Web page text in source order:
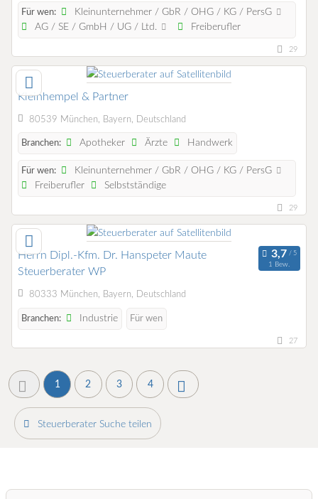
Für wen:
Kleinunternehmer / GbR / OHG / KG / PersG
AG / SE / GmbH / UG / Ltd.
Freiberufler
29
Kleinhempel & Partner
80539 München, Bayern, Deutschland
Branchen: Apotheker Ärzte Handwerk
Für wen:
Kleinunternehmer / GbR / OHG / KG / PersG
Freiberufler
Selbstständige
29
Herrn Dipl.-Kfm. Dr. Hanspeter Maute
Steuerberater WP
1 Bew.
80333 München, Bayern, Deutschland
Branchen: Industrie Für wen
27
1 2 3 4
Steuerberater Suche teilen